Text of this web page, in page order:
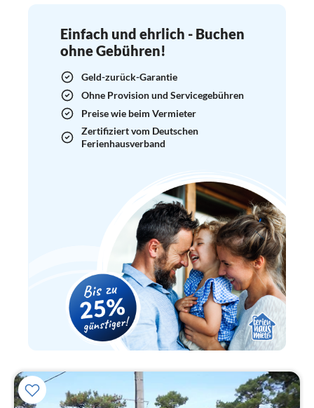
Einfach und ehrlich - Buchen
ohne Gebühren!
Geld-zurück-Garantie
Ohne Provision und Servicegebühren
Preise wie beim Vermieter
Zertifiziert vom Deutschen
Ferienhausverband